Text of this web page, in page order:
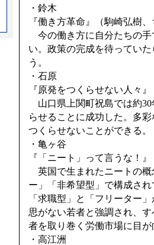
・鈴木
『働き方革命』（駒崎弘樹
今の働き方に自分たちの手
い。政策の完成を待ってい
う。
・石原
『原発をつくらせない人々
山口県上関町祝島では約30
らせることに成功した。多
つくらせないことができる。
・亀ヶ谷
『「ニート」って言うな！
英国で生まれたニートの概
ー」「非希望型」で構成さ
「求職型」と「フリーター
思がない若者と強調され、
者を取り巻く労働市場に目
・高江洲